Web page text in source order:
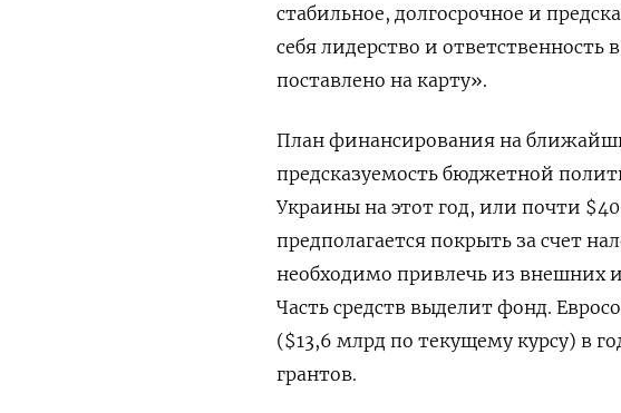
стабильное, долгосрочное и
себя лидерство и
поставлено на карту».
План финансирования на
предсказуемость бюджетной
Украины на этот год, или почти
предполагается покрыть за счет
необходимо привлечь из внешних
Часть средств выделит фонд.
($13,6 млрд по текущему курсу) в
грантов.